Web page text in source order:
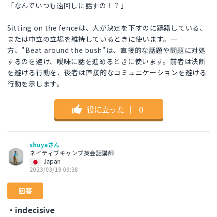
「なんでいつも遠回しに話すの！？」
Sitting on the fenceは、人が決定を下すのに躊躇している、
または中立の立場を維持しているときに使います。一
方、"Beat around the bush"は、直接的な話題や問題に対処
するのを避け、曖昧に話を進めるときに使います。前者は決断
を避ける行動を、後者は直接的なコミュニケーションを避ける
行動を示します。
役に立った ｜ 0
shuyaさん
ネイティブキャンプ英会話講師
Japan
2023/03/19 09:38
回答
・indecisive